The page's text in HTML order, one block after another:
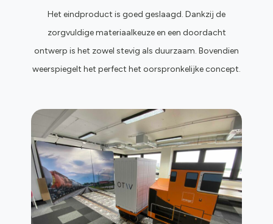
Het eindproduct is goed geslaagd. Dankzij de
zorgvuldige materiaalkeuze en een doordacht
ontwerp is het zowel stevig als duurzaam. Bovendien
weerspiegelt het perfect het oorspronkelijke concept.